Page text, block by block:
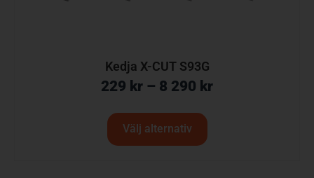
Kedja X-CUT S93G
229 kr – 8 290 kr
Välj alternativ